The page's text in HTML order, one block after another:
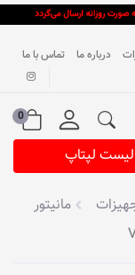
درباره ما تماس با ما
0
لیست لپتاپ
مانیتور